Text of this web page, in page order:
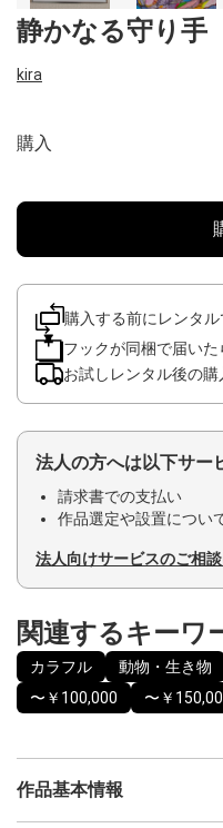
静かなる守り手
kira
購入
購入する前にレンタ
フックが同梱で届いた
お試しレンタル後の
法人の方へは以下サー
請求書での支払い
作品選定や設置につい
法人向けサービスのご相
関連するキーワ
カラフル 動物・生き物
〜￥100,000
〜￥
作品基本情報